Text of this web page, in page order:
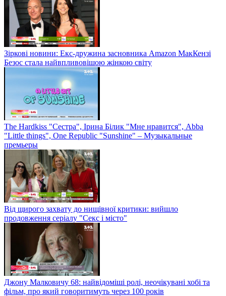
Зіркові новини: Екс-дружина засновника Amazon МакКензі
Безос стала найвпливовішою жінкою світу
The Hardkiss "Сестра", Ірина Білик "Мне нравится", Abba
"Little things", One Republic "Sunshine" – Музыкальные
премьеры
Від щирого захвату до нищівної критики: вийшло
продовження серіалу "Секс і місто"
Джону Малковичу 68: найвідоміші ролі, неочікувані хобі та
фільм, про який говоритимуть через 100 років